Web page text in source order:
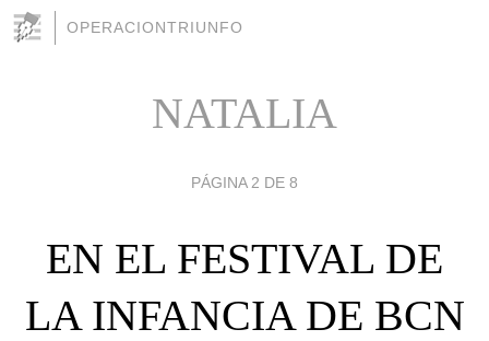
OPERACIONTRIUNFO
NATALIA
PÁGINA 2 DE 8
EN EL FESTIVAL DE
LA INFANCIA DE BCN